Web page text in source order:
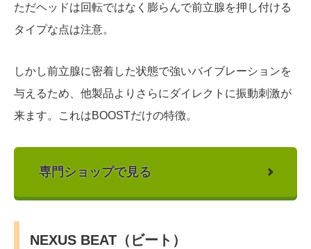
ただヘッドは回転ではなく膨らんで前立腺を押し付ける
タイプな点は注意。
しかし前立腺に密着した状態で強いバイブレーションを
与えるため、他製品よりさらにダイレクトに振動刺激が
来ます。これはBOOSTだけの特徴。
専門ショップで見る
NEXUS BEAT（ビート）